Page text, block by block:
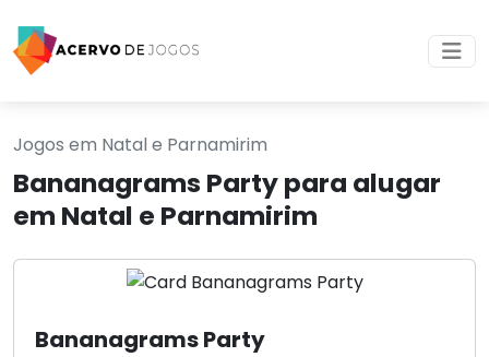
Jogos em Natal e Parnamirim
Bananagrams Party para alugar
em Natal e Parnamirim
Bananagrams Party